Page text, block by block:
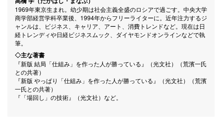
1969年東京生まれ。幼少期は社会主義全盛のロシアで過ごす。中央大学
商学部経営学科卒業後、1994年からフリーライターに。近年注力するジ
ャンルは、ビジネス、キャリア、アート、消費トレンドなど。現在は日
経トレンディや日経ビジネスムック、ダイヤモンドオンラインなどで執
筆。
◇主な著書
『新版 結局「仕組み」を作った人が勝っている』（光文社）（荒濱一氏
との共著）
『新版 やっぱり「仕組み」を作った人が勝っている』（光文社）（荒濱
一氏との共著）
『「場回し」の技術』（光文社）など。